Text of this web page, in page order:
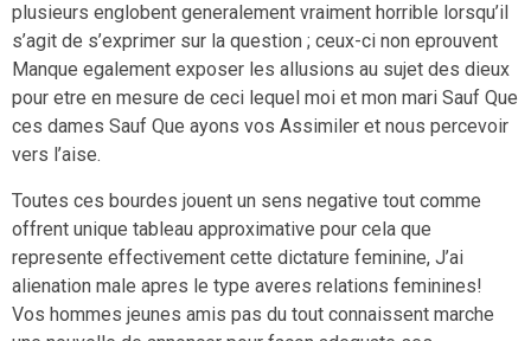
plusieurs englobent generalement vraiment horrible lorsqu’il
s’agit de s’exprimer sur la question ; ceux-ci non eprouvent
Manque egalement exposer les allusions au sujet des dieux
pour etre en mesure de ceci lequel moi et mon mari Sauf Que
ces dames Sauf Que ayons vos Assimiler et nous percevoir
vers l’aise.
Toutes ces bourdes jouent un sens negative tout comme
offrent unique tableau approximative pour cela que
represente effectivement cette dictature feminine, J’ai
alienation male apres le type averes relations feminines!
Vos hommes jeunes amis pas du tout connaissent marche